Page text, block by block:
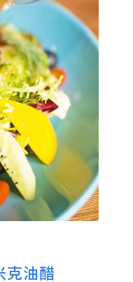
克油醋